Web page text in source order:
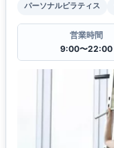
パーソナルピラティス
営業時間
9:00〜22:00